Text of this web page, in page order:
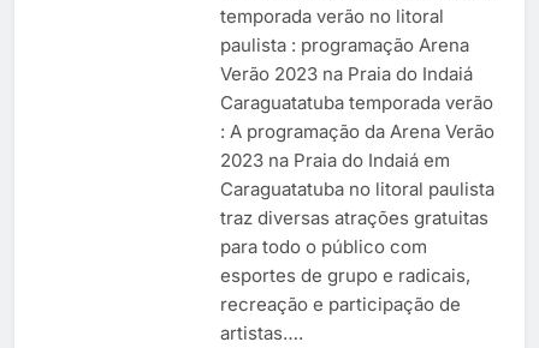
temporada verão no litoral
paulista : programação Arena
Verão 2023 na Praia do Indaiá
Caraguatatuba temporada verão
: A programação da Arena Verão
2023 na Praia do Indaiá em
Caraguatatuba no litoral paulista
traz diversas atrações gratuitas
para todo o público com
esportes de grupo e radicais,
recreação e participação de
artistas….